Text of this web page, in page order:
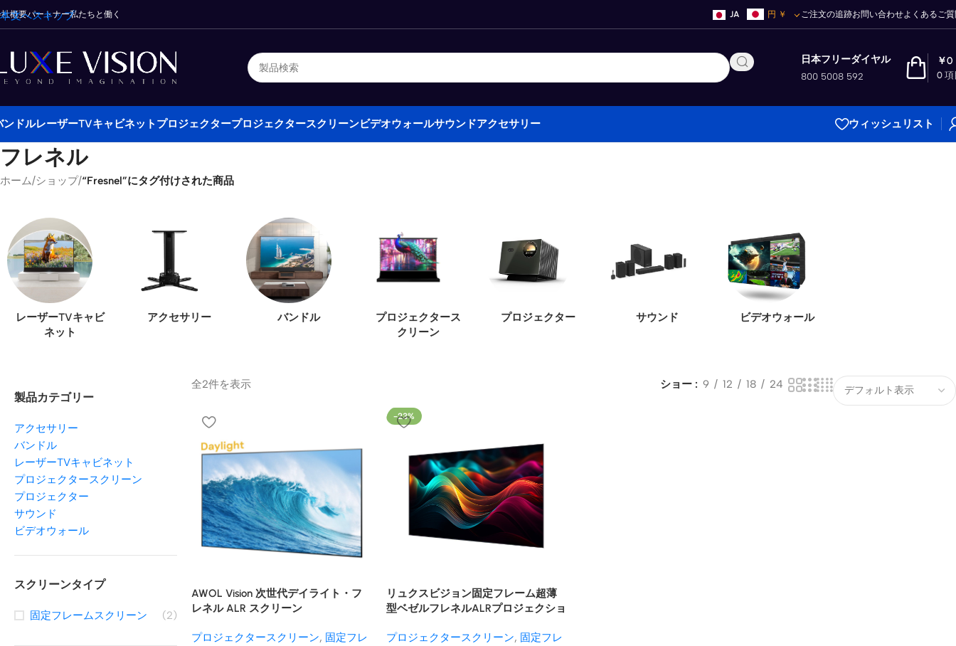
本文へスキップ
概要パートナー私たちと働く JA 円 ￥ ご注文の追跡お問い合わせよくあるご
日本フリーダイヤル
800 5008 592 0 項
￥0
ンドルレーザーTVキャビネット プロジェクタープロジェクタースクリーンビデオウォールサウンドアクセサリー ウィッシュリスト
フレネル
ホーム/ショップ/“Fresnel”にタグ付けされた商品
レーザーTVキャビ
ネット
アクセサリー バンドル
プロジェクタース
クリーン
プロジェクター サウンド ビデオウォール
製品カテゴリー
アクセサリー
バンドル
レーザーTVキャビネット
プロジェクタースクリーン
プロジェクター
サウンド
ビデオウォール
スクリーンタイプ
固定フレームスクリーン (2)
全2件を表示 ショー 9 12 18 24
AWOL Vision 次世代デイライト・フ
レネル ALR スクリーン
プロジェクタースクリーン, 固定フレ
-23%
リュクスビジョン固定フレーム超薄
型ベゼルフレネルALRプロジェクショ
プロジェクタースクリーン, 固定フレ